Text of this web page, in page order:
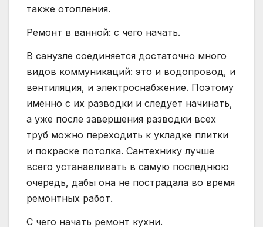
также отопления.
Ремонт в ванной: с чего начать.
В санузле соединяется достаточно много
видов коммуникаций: это и водопровод, и
вентиляция, и электроснабжение. Поэтому
именно с их разводки и следует начинать,
а уже после завершения разводки всех
труб можно переходить к укладке плитки
и покраске потолка. Сантехнику лучше
всего устанавливать в самую последнюю
очередь, дабы она не пострадала во время
ремонтных работ.
С чего начать ремонт кухни.